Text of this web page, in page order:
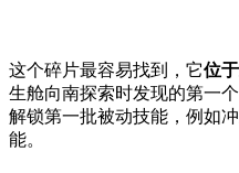
这个碎片最容易找到，它位
生舱向南探索时发现的第一
解锁第一批被动技能，例如
能。